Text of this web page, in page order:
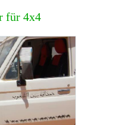
für 4x4